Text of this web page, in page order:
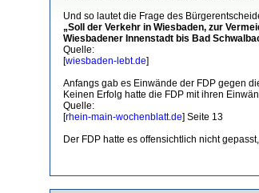
Und so lautet die Frage des
„Soll der Verkehr in Wiesbaden, zur
Wiesbadener Innenstadt bis Bad
Quelle:
[wiesbaden-lebt.de]
Anfangs gab es Einwände der FDP gegen
Keinen Erfolg hatte die FDP mit ihren
Quelle:
[rhein-main-wochenblatt.de] Seite 13
Der FDP hatte es offensichtlich nicht